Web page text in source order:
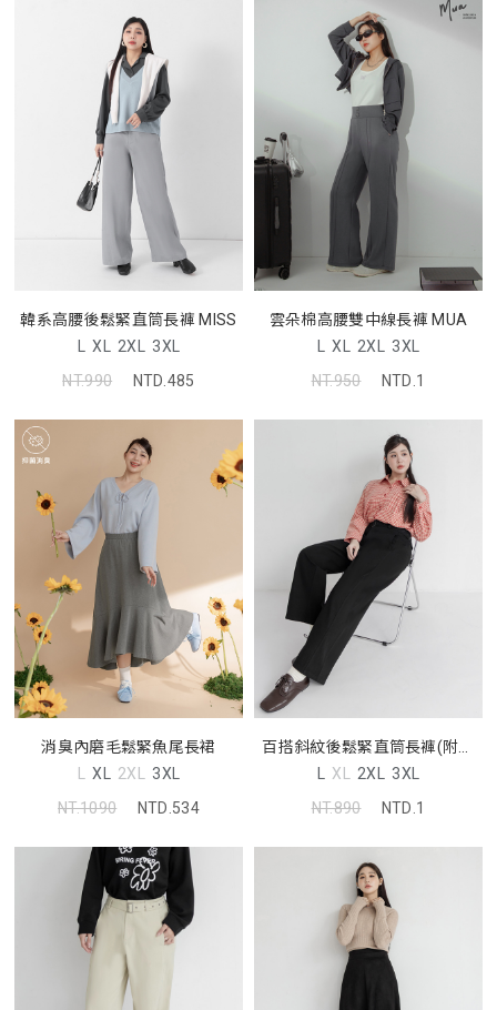
韓系高腰後鬆緊直筒長褲 MISS
L XL 2XL 3XL
NT.990
NTD.485
雲朵棉高腰雙中線長褲 MUA
L XL 2XL 3XL
NT.950
NTD.1
消臭內磨毛鬆緊魚尾長裙
L XL 2XL 3XL
NT.1090
NTD.534
百搭斜紋後鬆緊直筒長褲(附腰
帶)
L XL 2XL 3XL
NT.890
NTD.1